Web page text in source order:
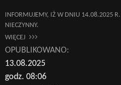
INFORMUJEMY, IŻ W DNIU 14.08.2025 R.
NIECZYNNY.
WIĘCEJ
OPUBLIKOWANO:
13.08.2025
godz. 08:06